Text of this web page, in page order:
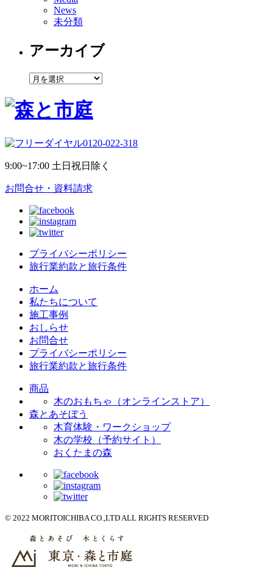
News
未分類
アーカイブ
ア
カ
イ
0120-022-318
9:00~17:00 土日祝日除く
お問合せ・資料請求
プライバシーポリシー
旅行業約款と旅行条件
ホーム
私たちについて
施工事例
おしらせ
お問合せ
プライバシーポリシー
旅行業約款と旅行条件
商品
木のおもちゃ（オンラインストア）
森とあそぼう
木育体験・ワークショップ
木の学校（予約サイト）
おくたまの森
© 2022 MORITOICHIBA CO.,LTD ALL RIGHTS RESERVED